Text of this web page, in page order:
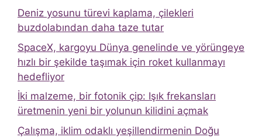
Deniz yosunu türevi kaplama, çilekleri
buzdolabından daha taze tutar
SpaceX, kargoyu Dünya genelinde ve yörüngeye
hızlı bir şekilde taşımak için roket kullanmayı
hedefliyor
İki malzeme, bir fotonik çip: Işık frekansları
üretmenin yeni bir yolunun kilidini açmak
Çalışma, iklim odaklı yeşillendirmenin Doğu